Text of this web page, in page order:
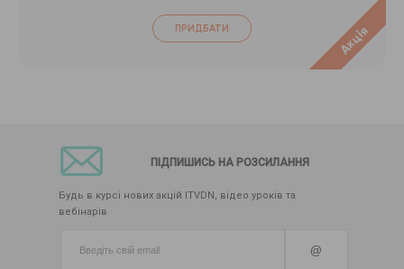
ПРИДБАТИ Акція
ПІДПИШИСЬ НА РОЗСИЛАННЯ
Будь в курсі нових акцій ITVDN, відео уроків та
вебінарів
@